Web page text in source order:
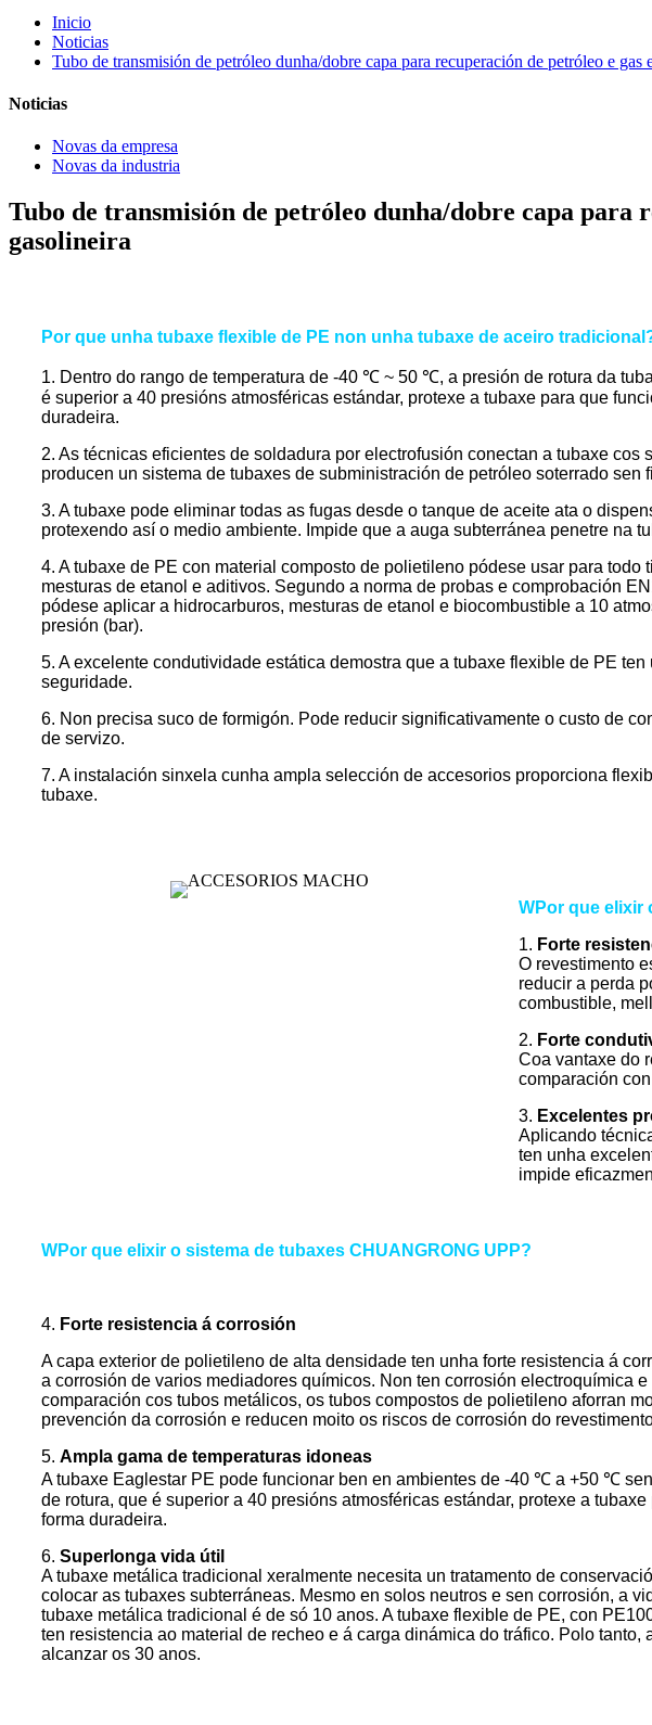
Inicio
Noticias
Tubo de transmisión de petróleo dunha/dobre capa para recuperación de petróleo e gas
Noticias
Novas da empresa
Novas da industria
Tubo de transmisión de petróleo dunha/dobre capa para
gasolineira
Por que unha tubaxe flexible de PE non unha tubaxe de aceiro
1. Dentro do rango de temperatura de -40 ℃ ~ 50 ℃, a presión de rotura da
é superior a 40 presións atmosféricas estándar, protexe a tubaxe para que
duradeira.
2. As técnicas eficientes de soldadura por electrofusión conectan a tubaxe cos
producen un sistema de tubaxes de subministración de petróleo soterrado sen
3. A tubaxe pode eliminar todas as fugas desde o tanque de aceite ata o
protexendo así o medio ambiente. Impide que a auga subterránea penetre na
4. A tubaxe de PE con material composto de polietileno pódese usar para todo
mesturas de etanol e aditivos. Segundo a norma de probas e comprobación
pódese aplicar a hidrocarburos, mesturas de etanol e biocombustible a 10
presión (bar).
5. A excelente condutividade estática demostra que a tubaxe flexible de PE
seguridade.
6. Non precisa suco de formigón. Pode reducir significativamente o custo de
de servizo.
7. A instalación sinxela cunha ampla selección de accesorios proporciona
tubaxe.
WPor que elixir
1. Forte
O revestimento
reducir a perda
combustible,
2. Forte
Coa vantaxe do
comparación
3. Excelentes
Aplicando
ten unha
impide
WPor que elixir o sistema de tubaxes CHUANGRONG UPP?
4. Forte resistencia á corrosión
A capa exterior de polietileno de alta densidade ten unha forte resistencia á
a corrosión de varios mediadores químicos. Non ten corrosión electroquímica
comparación cos tubos metálicos, os tubos compostos de polietileno aforran
prevención da corrosión e reducen moito os riscos de corrosión do
5. Ampla gama de temperaturas idoneas
A tubaxe Eaglestar PE pode funcionar ben en ambientes de -40 ℃ a +50 ℃
de rotura, que é superior a 40 presións atmosféricas estándar, protexe a
forma duradeira.
6. Superlonga vida útil
A tubaxe metálica tradicional xeralmente necesita un tratamento de
colocar as tubaxes subterráneas. Mesmo en solos neutros e sen corrosión, a
tubaxe metálica tradicional é de só 10 anos. A tubaxe flexible de PE, con
ten resistencia ao material de recheo e á carga dinámica do tráfico. Polo tanto,
alcanzar os 30 anos.